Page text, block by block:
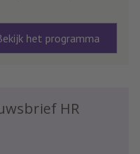
het programma
HR